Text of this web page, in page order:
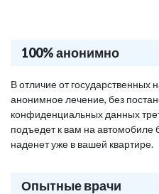
100% анонимно
В отличие от государственных
анонимное лечение, без
конфиденциальных данных
подъедет к вам на автомобиле
наденет уже в вашей квартире.
Опытные врачи